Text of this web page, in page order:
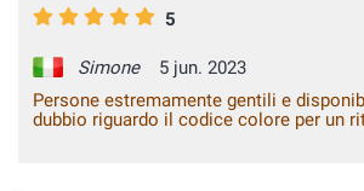
5
Simone
5 jun. 2023
Persone estremamente gentili e disponibili. Avevo
dubbio riguardo il codice colore per un